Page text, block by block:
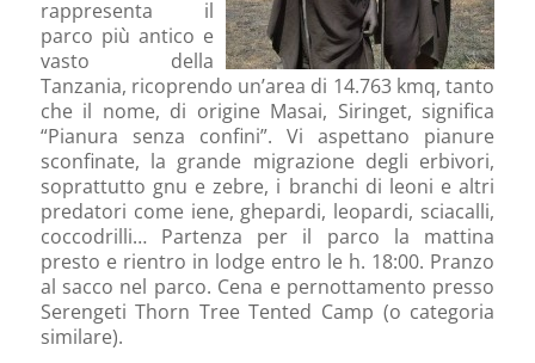
rappresenta il
parco più antico e
vasto della
Tanzania, ricoprendo un’area di 14.763 kmq, tanto
che il nome, di origine Masai, Siringet, significa
“Pianura senza confini”. Vi aspettano pianure
sconfinate, la grande migrazione degli erbivori,
soprattutto gnu e zebre, i branchi di leoni e altri
predatori come iene, ghepardi, leopardi, sciacalli,
coccodrilli… Partenza per il parco la mattina
presto e rientro in lodge entro le h. 18:00. Pranzo
al sacco nel parco. Cena e pernottamento presso
Serengeti Thorn Tree Tented Camp (o categoria
similare).